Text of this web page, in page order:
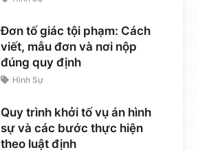
Đơn tố giác tội phạm: Cách
viết, mẫu đơn và nơi nộp
đúng quy định
Hình Sự
Quy trình khởi tố vụ án hình
sự và các bước thực hiện
theo luật định